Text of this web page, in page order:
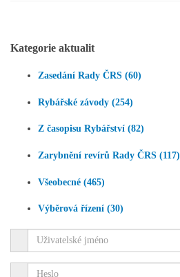
Kategorie aktualit
Zasedání Rady ČRS (60)
Rybářské závody (254)
Z časopisu Rybářství (82)
Zarybnění revírů Rady ČRS (117)
Všeobecné (465)
Výběrová řízení (30)